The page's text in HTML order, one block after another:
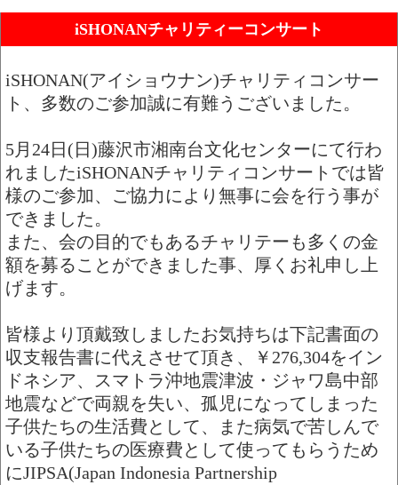
iSHONANチャリティーコンサート
iSHONAN(アイショウナン)チャリティコンサー
ト、多数のご参加誠に有難うございました。
5月24日(日)藤沢市湘南台文化センターにて行わ
れましたiSHONANチャリティコンサートでは皆
様のご参加、ご協力により無事に会を行う事が
できました。
また、会の目的でもあるチャリテーも多くの金
額を募ることができました事、厚くお礼申し上
げます。
皆様より頂戴致しましたお気持ちは下記書面の
収支報告書に代えさせて頂き、￥276,304をイン
ドネシア、スマトラ沖地震津波・ジャワ島中部
地震などで両親を失い、孤児になってしまった
子供たちの生活費として、また病気で苦しんで
いる子供たちの医療費として使ってもらうため
にJIPSA(Japan Indonesia Partnership